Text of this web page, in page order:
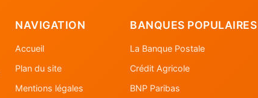
NAVIGATION
Accueil
Plan du site
Mentions légales
BANQUES POPULAIRES
La Banque Postale
Crédit Agricole
BNP Paribas